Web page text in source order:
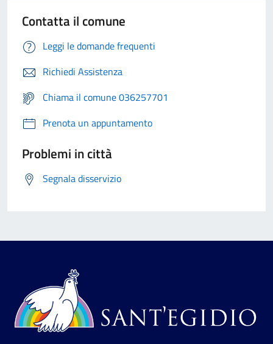
Contatta il comune
Leggi le domande frequenti
Richiedi Assistenza
Chiama il comune 036257701
Prenota un appuntamento
Problemi in città
Segnala disservizio